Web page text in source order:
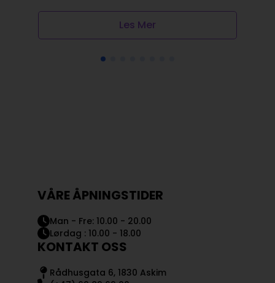
Les Mer
VÅRE ÅPNINGSTIDER
Man - Fre: 10.00 - 20.00
Lørdag : 10.00 - 18.00
KONTAKT OSS
Rådhusgata 6, 1830 Askim